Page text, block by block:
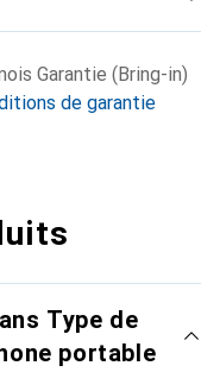
Garantie (Bring-in)
de garantie
Type de
portable